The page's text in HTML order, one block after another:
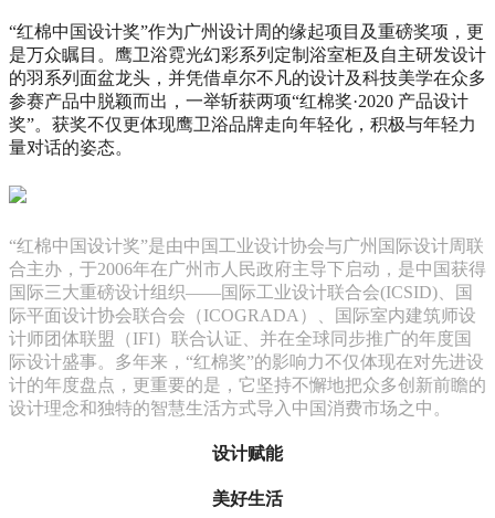
“红棉中国设计奖”作为广州设计周的缘起项目及重磅奖项，更
是万众瞩目。鹰卫浴霓光幻彩系列定制浴室柜及自主研发设计
的羽系列面盆龙头，并凭借卓尔不凡的设计及科技美学在众多
参赛产品中脱颖而出，一举斩获两项“红棉奖·2020 产品设计
奖”。获奖不仅更体现鹰卫浴品牌走向年轻化，积极与年轻力
量对话的姿态。
“红棉中国设计奖”是由中国工业设计协会与广州国际设计周联
合主办，于2006年在广州市人民政府主导下启动，是中国获得
国际三大重磅设计组织——国际工业设计联合会(ICSID)、国
际平面设计协会联合会（ICOGRADA）、国际室内建筑师设
计师团体联盟（IFI）联合认证、并在全球同步推广的年度国
际设计盛事。多年来，“红棉奖”的影响力不仅体现在对先进设
计的年度盘点，更重要的是，它坚持不懈地把众多创新前瞻的
设计理念和独特的智慧生活方式导入中国消费市场之中。
设计赋能
美好生活